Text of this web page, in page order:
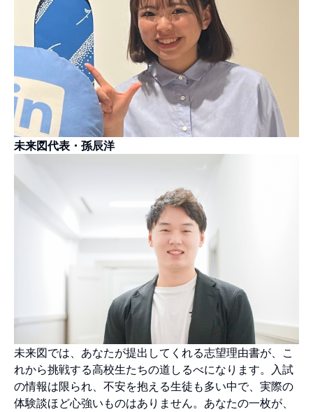
未来図代表・孫辰洋
未来図では、あなたが提出してくれる志望理由書が、こ
れから挑戦する高校生たちの道しるべになります。入試
の情報は限られ、不安を抱える生徒も多い中で、実際の
体験談ほど心強いものはありません。あなたの一枚が、